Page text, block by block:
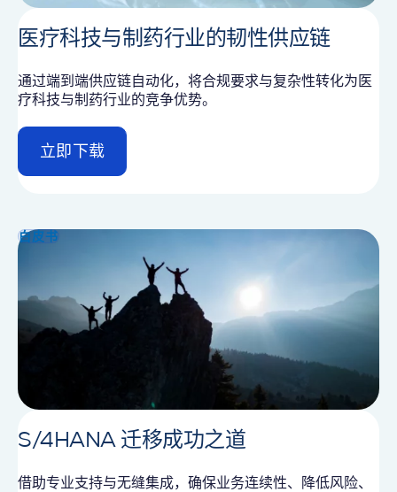
医疗科技与制药行业的韧性供应链
通过端到端供应链自动化，将合规要求与复杂性转化为医
疗科技与制药行业的竞争优势。
立即下载
d
e
i
白皮书
S/4HANA 迁移成功之道
借助专业支持与无缝集成，确保业务连续性、降低风险、